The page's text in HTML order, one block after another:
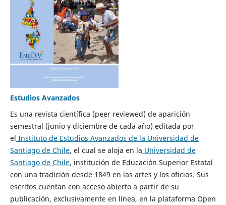
Estudios Avanzados
Es una revista científica (peer reviewed) de aparición
semestral (junio y diciembre de cada año) editada por
el Instituto de Estudios Avanzados de la Universidad de
Santiago de Chile, el cual se aloja en la Universidad de
Santiago de Chile, institución de Educación Superior Estatal
con una tradición desde 1849 en las artes y los oficios. Sus
escritos cuentan con acceso abierto a partir de su
publicación, exclusivamente en línea, en la plataforma Open